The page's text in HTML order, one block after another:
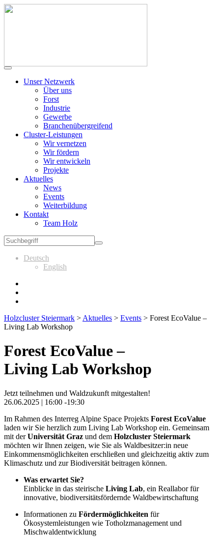
Unser Netzwerk
Über uns
Forst
Industrie
Gewerbe
Branchenübergreifend
Cluster-Leistungen
Wir vernetzen
Wir fördern
Wir entwickeln
Projekte
Aktuelles
News
Events
Weiterbildung
Kontakt
Team Holz
Deutsch
English
Holzcluster Steiermark > Aktuelles > Events > Forest EcoValue –
Living Lab Workshop
Forest EcoValue –
Living Lab Workshop
Jetzt teilnehmen und Waldzukunft mitgestalten!
26.06.2025 | 16:00 -19:30
Im Rahmen des Interreg Alpine Space Projekts Forest EcoValue
laden wir Sie herzlich zum Living Lab Workshop ein. Gemeinsam
mit derUniversität Graz und dem Holzcluster Steiermark
möchten wir Ihnen zeigen, wie Sie als Waldbesitzer:in neue
Einkommensmöglichkeiten erschließen und gleichzeitig aktiv zum
Klimaschutz und zur Biodiversität beitragen können.
Was erwartet Sie?
Einblicke in das steirische Living Lab, ein Reallabor für
innovative, biodiversitätsfördernde Waldbewirtschaftung
Informationen zu Fördermöglichkeiten für
Ökosystemleistungen wie Totholzmanagement und
Mischwaldentwicklung